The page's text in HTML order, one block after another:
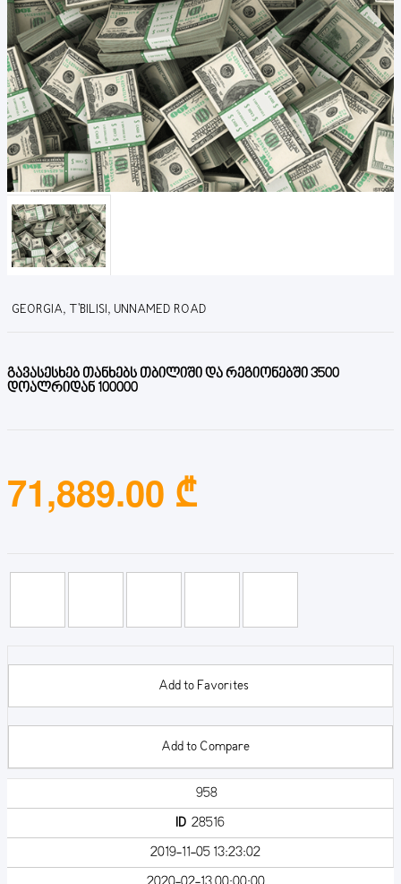
GEORGIA, T'BILISI, UNNAMED ROAD
გავასესხებ თანხებს თბილიში და რეგიონებში 3500
დოალრიდან 100000
71,889.00 ₾
Add to Favorites
Add to Compare
958
ID 28516
2019-11-05 13:23:02